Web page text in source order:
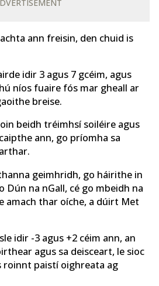
ann freisin, den chuid is
idir 3 agus 7 gcéim, agus
níos fuaire fós mar gheall ar
breise.
beidh tréimhsí soiléire agus
ann, go príomha sa
geimhridh, go háirithe in
Dún na nGall, cé go mbeidh na
amach thar oíche, a dúirt Met
idir -3 agus +2 céim ann, an
agus sa deisceart, le sioc
roinnt paistí oighreata ag